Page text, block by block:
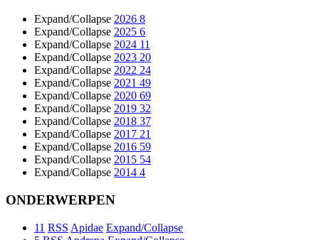
Expand/Collapse 2026 8
Expand/Collapse 2025 6
Expand/Collapse 2024 11
Expand/Collapse 2023 20
Expand/Collapse 2022 24
Expand/Collapse 2021 49
Expand/Collapse 2020 69
Expand/Collapse 2019 32
Expand/Collapse 2018 37
Expand/Collapse 2017 21
Expand/Collapse 2016 59
Expand/Collapse 2015 54
Expand/Collapse 2014 4
ONDERWERPEN
11 RSS Apidae Expand/Collapse